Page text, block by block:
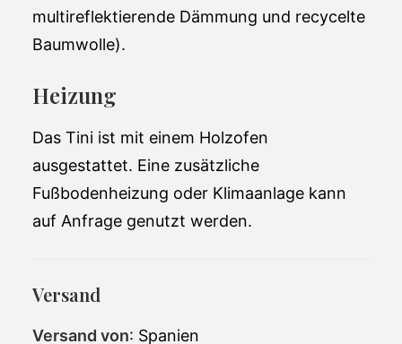
multireflektierende Dämmung und recycelte
Baumwolle).
Heizung
Das Tini ist mit einem Holzofen
ausgestattet. Eine zusätzliche
Fußbodenheizung oder Klimaanlage kann
auf Anfrage genutzt werden.
Versand
Versand von: Spanien